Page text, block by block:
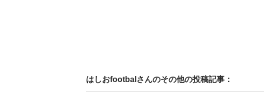
はしおfootbal さんのその他の投稿記事：